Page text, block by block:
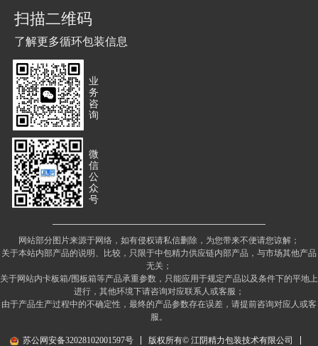
网站部分图片来源于网络，如有侵权请私信删除，为您带来不便请您谅解；
关于本站内部产品的说明、比较，只限于中包精力供应链内部产品，与市场其他产品
无关；
关于网站内卡板箱/围板箱等产品承重参数，只能应用于规定产品以及条件下的平地上
进行，其他环境下请咨询对应联系人或客服；
由于产品生产过程中的不确定性，最终的产品参数存在误差，请提前咨询对应人或客
服。
扫描二维码
了解更多循环包装信息
微
信
公
众
号
业
务
咨
询
苏公网安备32028102001597号
版权所有© 江阴精力包装技术有限公司